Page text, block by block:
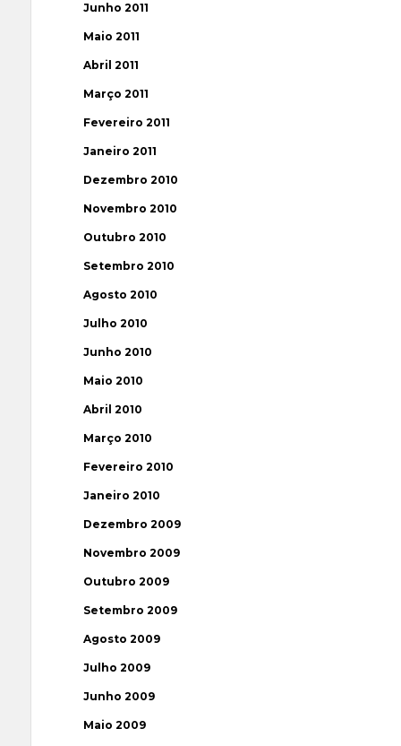
Junho 2011
Maio 2011
Abril 2011
Março 2011
Fevereiro 2011
Janeiro 2011
Dezembro 2010
Novembro 2010
Outubro 2010
Setembro 2010
Agosto 2010
Julho 2010
Junho 2010
Maio 2010
Abril 2010
Março 2010
Fevereiro 2010
Janeiro 2010
Dezembro 2009
Novembro 2009
Outubro 2009
Setembro 2009
Agosto 2009
Julho 2009
Junho 2009
Maio 2009